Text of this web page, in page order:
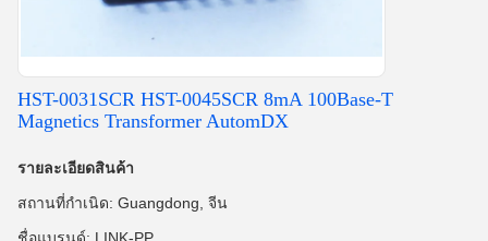
HST-0031SCR HST-0045SCR 8mA 100Base-T
Magnetics Transformer AutomDX
รายละเอียดสินค้า
สถานที่กำเนิด: Guangdong, จีน